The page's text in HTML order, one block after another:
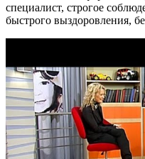
специалист, строгое
быстрого выздоровления,